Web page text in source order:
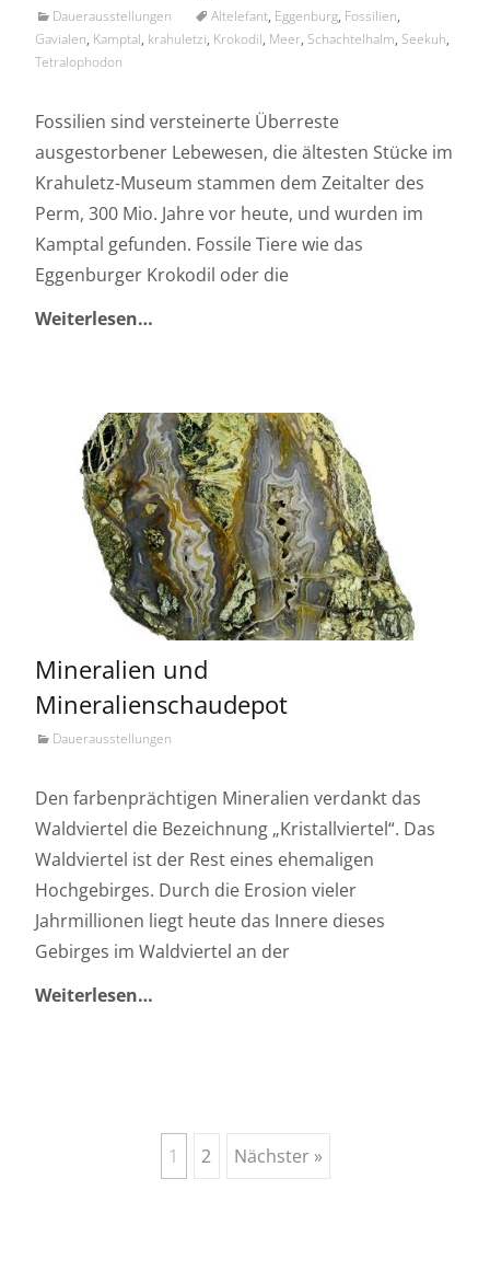
Dauerausstellungen Altelefant, Eggenburg, Fossilien,
Gavialen, Kamptal, krahuletzi, Krokodil, Meer, Schachtelhalm, Seekuh,
Tetralophodon
Fossilien sind versteinerte Überreste
ausgestorbener Lebewesen, die ältesten Stücke im
Krahuletz-Museum stammen dem Zeitalter des
Perm, 300 Mio. Jahre vor heute, und wurden im
Kamptal gefunden. Fossile Tiere wie das
Eggenburger Krokodil oder die
Weiterlesen…
Mineralien und
Mineralienschaudepot
Dauerausstellungen
Den farbenprächtigen Mineralien verdankt das
Waldviertel die Bezeichnung „Kristallviertel“. Das
Waldviertel ist der Rest eines ehemaligen
Hochgebirges. Durch die Erosion vieler
Jahrmillionen liegt heute das Innere dieses
Gebirges im Waldviertel an der
Weiterlesen…
Beiträge
1 2 Nächster »